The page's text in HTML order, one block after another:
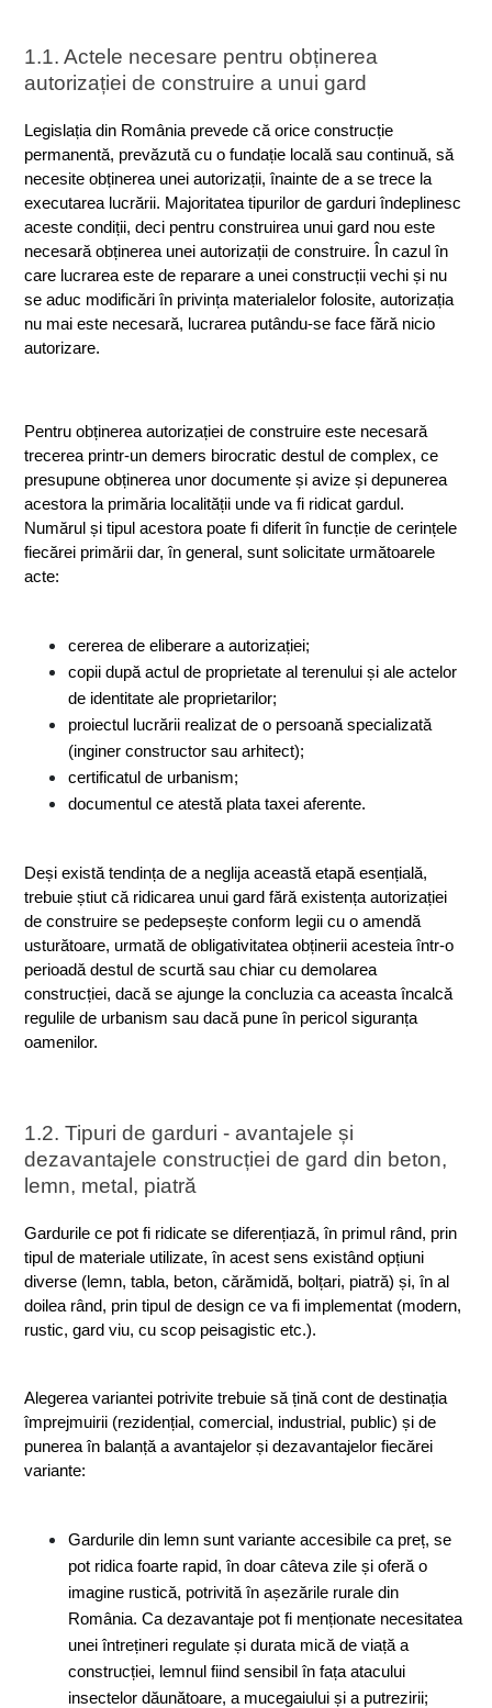
1.1. Actele necesare pentru obținerea
autorizației de construire a unui gard
Legislația din România prevede că orice construcție
permanentă, prevăzută cu o fundație locală sau continuă, să
necesite obținerea unei autorizații, înainte de a se trece la
executarea lucrării. Majoritatea tipurilor de garduri îndeplinesc
aceste condiții, deci pentru construirea unui gard nou este
necesară obținerea unei autorizații de construire. În cazul în
care lucrarea este de reparare a unei construcții vechi și nu
se aduc modificări în privința materialelor folosite, autorizația
nu mai este necesară, lucrarea putându-se face fără nicio
autorizare.
Pentru obținerea autorizației de construire este necesară
trecerea printr-un demers birocratic destul de complex, ce
presupune obținerea unor documente și avize și depunerea
acestora la primăria localității unde va fi ridicat gardul.
Numărul și tipul acestora poate fi diferit în funcție de cerințele
fiecărei primării dar, în general, sunt solicitate următoarele
acte:
cererea de eliberare a autorizației;
copii după actul de proprietate al terenului și ale actelor
de identitate ale proprietarilor;
proiectul lucrării realizat de o persoană specializată
(inginer constructor sau arhitect);
certificatul de urbanism;
documentul ce atestă plata taxei aferente.
Deși există tendința de a neglija această etapă esențială,
trebuie știut că ridicarea unui gard fără existența autorizației
de construire se pedepsește conform legii cu o amendă
usturătoare, urmată de obligativitatea obținerii acesteia într-o
perioadă destul de scurtă sau chiar cu demolarea
construcției, dacă se ajunge la concluzia ca aceasta încalcă
regulile de urbanism sau dacă pune în pericol siguranța
oamenilor.
1.2. Tipuri de garduri - avantajele și
dezavantajele construcției de gard din beton,
lemn, metal, piatră
Gardurile ce pot fi ridicate se diferențiază, în primul rând, prin
tipul de materiale utilizate, în acest sens existând opțiuni
diverse (lemn, tabla, beton, cărămidă, bolțari, piatră) și, în al
doilea rând, prin tipul de design ce va fi implementat (modern,
rustic, gard viu, cu scop peisagistic etc.).
Alegerea variantei potrivite trebuie să țină cont de destinația
împrejmuirii (rezidențial, comercial, industrial, public) și de
punerea în balanță a avantajelor și dezavantajelor fiecărei
variante:
Gardurile din lemn sunt variante accesibile ca preț, se
pot ridica foarte rapid, în doar câteva zile și oferă o
imagine rustică, potrivită în așezările rurale din
România. Ca dezavantaje pot fi menționate necesitatea
unei întrețineri regulate și durata mică de viață a
construcției, lemnul fiind sensibil în fața atacului
insectelor dăunătoare, a mucegaiului și a putrezirii;